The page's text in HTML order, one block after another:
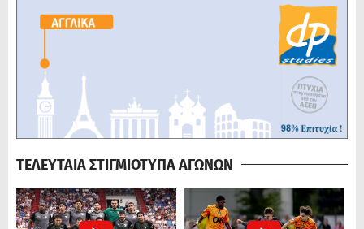
ΤΕΛΕΥΤΑΙΑ ΣΤΙΓΜΙΟΤΥΠΑ ΑΓΩΝΩΝ